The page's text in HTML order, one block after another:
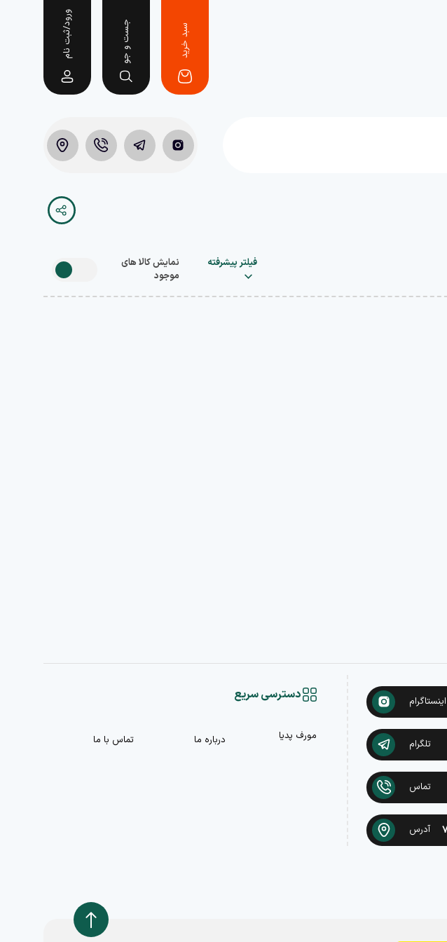
سبد خرید جست و جو ورود/ثبت نام
فیلتر پیشرفته
نمایش کالا های
موجود
اینستاگرام
تلگرام
تماس
آدرس
دسترسی سریع
مورف پدیا درباره ما تماس با ما